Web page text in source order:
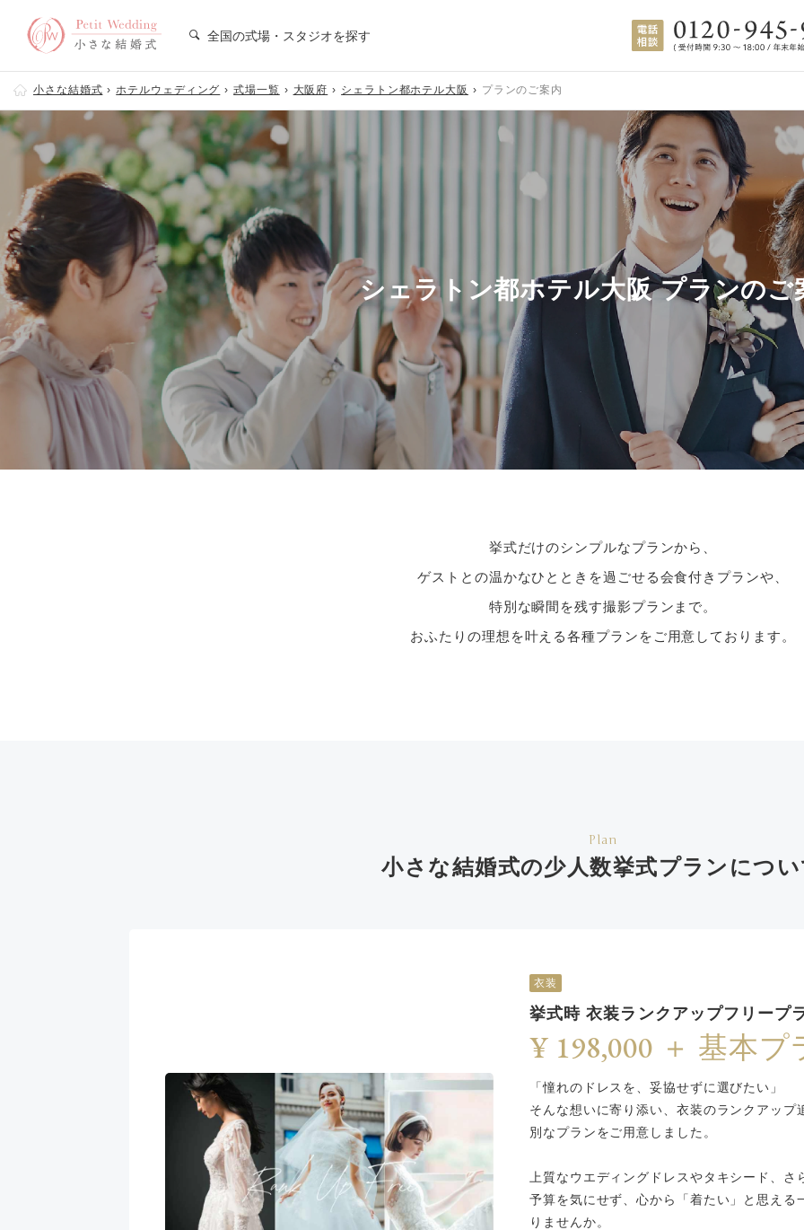
全国の式場・スタジオを探す
小さな結婚式 ホテルウェディング 式場一覧 大阪府 シェラトン都ホテル大阪 プランのご案内
シェラトン都ホテル大阪 プランのご
挙式だけのシンプルなプランから、
ゲストとの温かなひとときを過ごせる会食付きプランや、
特別な瞬間を残す撮影プランまで。
おふたりの理想を叶える各種プランをご用意しております。
Plan
小さな結婚式の少人数挙式プランにつ
衣装
挙式時 衣装ランクアップフリープ
¥ 198,000 ＋ 基本プ
「憧れのドレスを、妥協せずに選びたい」
そんな想いに寄り添い、衣装のランクアッ
別なプランをご用意しました。
上質なウエディングドレスやタキシード、
予算を気にせず、心から「着たい」と思え
りませんか。